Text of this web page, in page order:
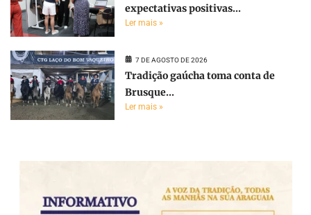
expectativas positivas...
Ler mais »
7 DE AGOSTO DE 2026
Tradição gaúcha toma conta de
Brusque...
Ler mais »